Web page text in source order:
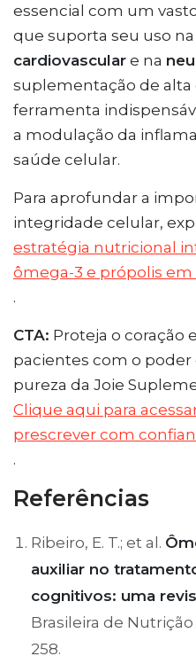
essencial com um
que suporta seu uso na
cardiovascular e na
suplementação de alta
ferramenta
a modulação da
saúde celular.
Para aprofundar a
integridade celular,
estratégia nutricional
ômega-3 e própolis
.
CTA: Proteja o coração
pacientes com o poder
pureza da Joie
Clique aqui para
prescrever com
.
Referências
Ribeiro, E. T.; et al.
auxiliar no
cognitivos: uma
Brasileira de Nutrição
258.